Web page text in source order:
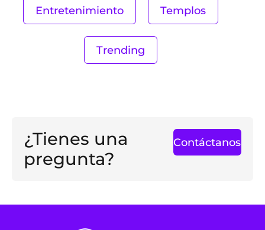
Entretenimiento Templos
Trending
¿Tienes una
pregunta?
Contáctanos